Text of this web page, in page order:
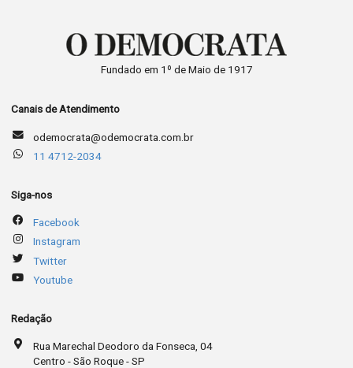
Fundado em 1º de Maio de 1917
Canais de Atendimento
odemocrata@odemocrata.com.br
11 4712-2034
Siga-nos
Facebook
Instagram
Twitter
Youtube
Redação
Rua Marechal Deodoro da Fonseca, 04
Centro - São Roque - SP